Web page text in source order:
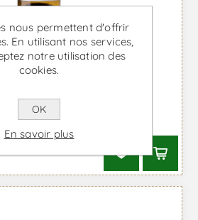
Açores - Vin Blanc
de €25,76 TTC
nous permettent d'offrir
En utilisant nos services,
notre utilisation des
cookies.
OK
En savoir plus